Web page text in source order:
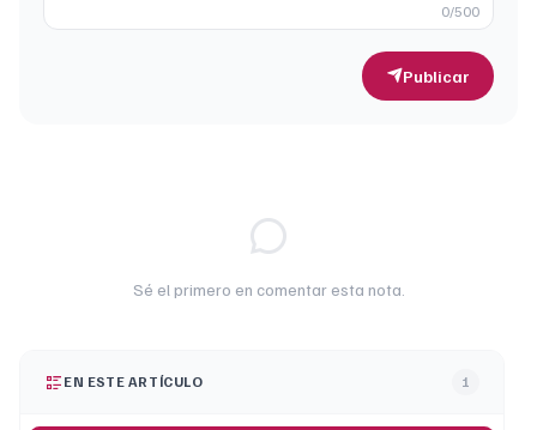
0/500
Publicar
Sé el primero en comentar esta nota.
EN ESTE ARTÍCULO 1